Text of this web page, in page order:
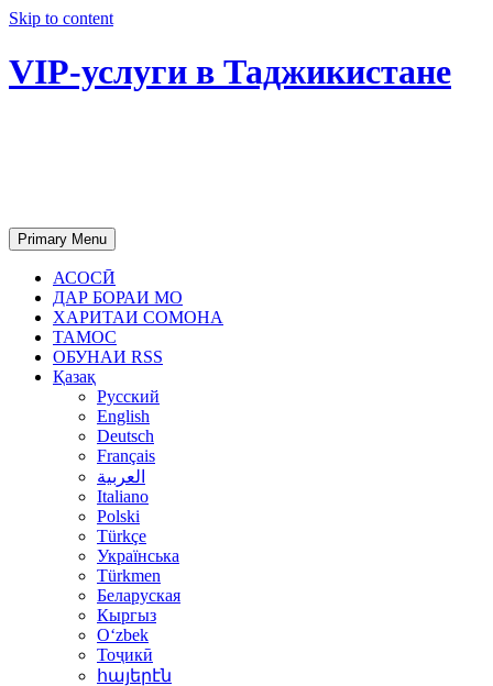
Skip to content
VIP-услуги в Таджикистане
Primary Menu
АСОСӢ
ДАР БОРАИ МО
ХАРИТАИ СОМОНА
ТАМОС
ОБУНАИ RSS
Қазақ
Русский
English
Deutsch
Français
العربية
Italiano
Polski
Türkçe
Українська
Türkmen
Беларуская
Кыргыз
Oʻzbek
Тоҷикӣ
հայերէն